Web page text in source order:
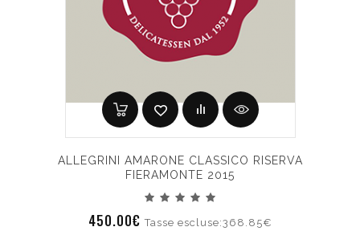
ALLEGRINI AMARONE CLASSICO RISERVA
FIERAMONTE 2015
450.00€Tasse escluse:368.85€